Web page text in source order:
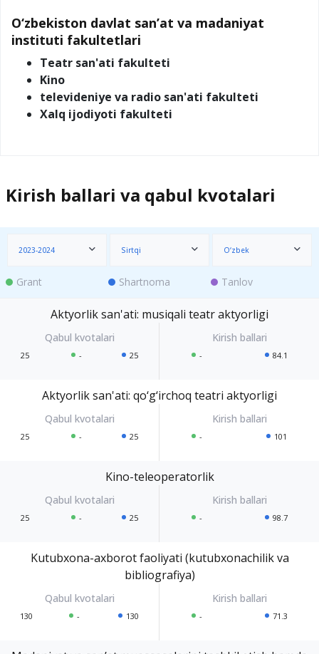
O‘zbekiston davlat san’at va madaniyat
instituti fakultetlari
Teatr san'ati fakulteti
Kino
televideniye va radio san'ati fakulteti
Xalq ijodiyoti fakulteti
Kirish ballari va qabul kvotalari
2023-2024 Sirtqi O‘zbek
Grant Shartnoma Tanlov
Aktyorlik san'ati: musiqali teatr aktyorligi
25 - 25 - 84.1
Aktyorlik san'ati: qo‘g‘irchoq teatri aktyorligi
25 - 25 - 101
Kino-teleoperatorlik
25 - 25 - 98.7
Kutubxona-axborot faoliyati (kutubxonachilik va
bibliografiya)
130 - 130 - 71.3